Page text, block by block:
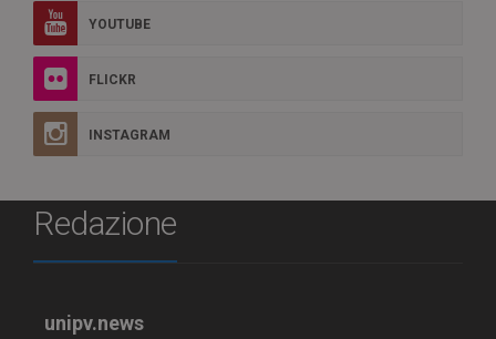
YOUTUBE
FLICKR
INSTAGRAM
Redazione
unipv.news